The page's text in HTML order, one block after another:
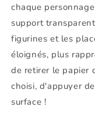
chaque
support
figurines et les
éloignés, plus
de retirer le papier
choisi, d'appuyer
surface !